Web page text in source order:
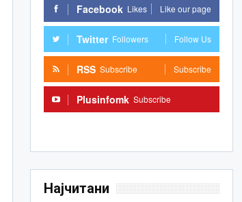
Facebook Likes Like our page
Twitter Followers Follow Us
RSS Subscribe Subscribe
Plusinfomk Subscribe
Најчитани